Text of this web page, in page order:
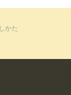
かた